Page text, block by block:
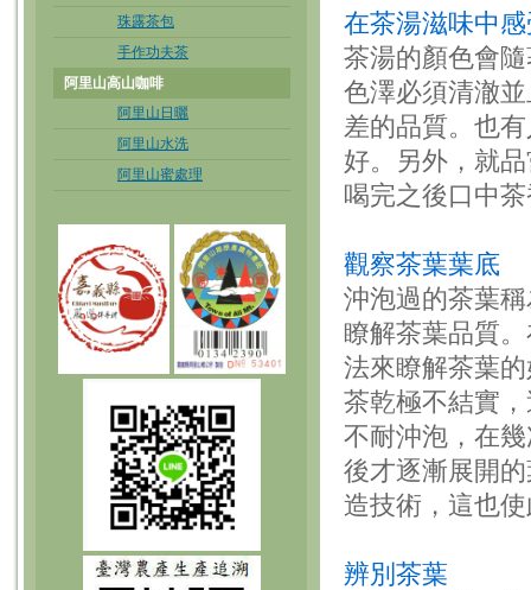
珠露茶包
手作功夫茶
阿里山高山咖啡
阿里山日曬
阿里山水洗
阿里山蜜處理
在茶湯滋味中
茶湯的顏色會
色澤必須清澈
差的品質。也
好。另外，就
喝完之後口中
觀察茶葉葉底
沖泡過的茶葉
瞭解茶葉品質
法來瞭解茶葉
茶乾極不結實
不耐沖泡，在
後才逐漸展開
造技術，這也
辨別茶葉